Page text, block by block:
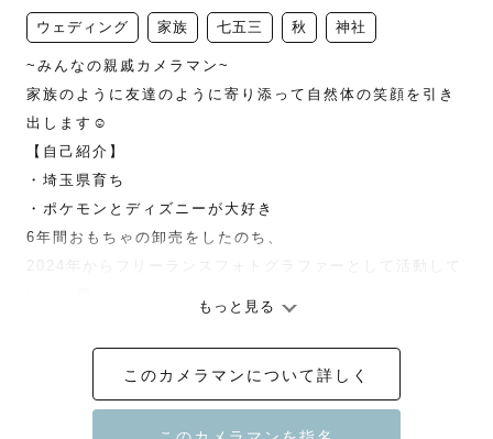
ウェディング 家族 七五三 秋 神社
~みんなの親戚カメラマン~
家族のように友達のように寄り添って自然体の笑顔を引き
出します☺️
【自己紹介】
・埼玉県育ち
・ポケモンとディズニーが大好き
6年間おもちゃの卸売をしたのち、
2024年からフリーランスフォトグラファーとして活動して
地元で子ども食堂を運営しています🍙
【 👨👦👩ファミリー撮影 】
「写真を撮るよ」ではなく、
もっと見る
このカメラマンについて詳しく